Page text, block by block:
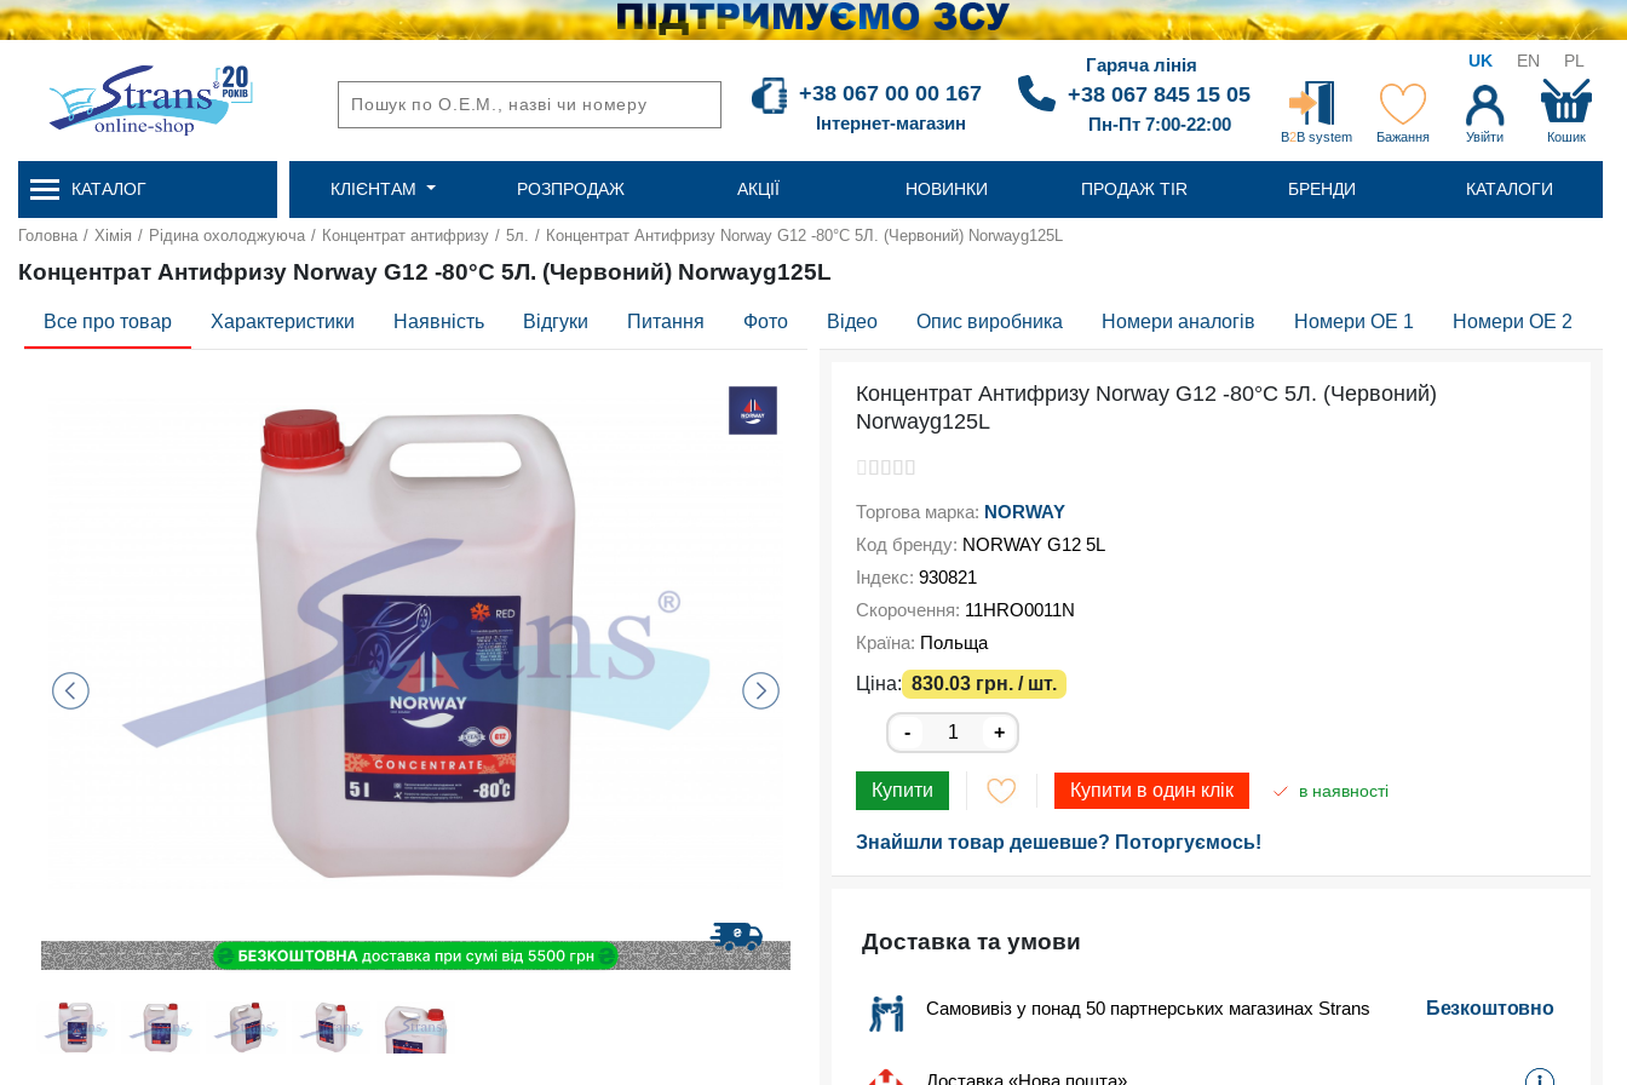
UK EN PL
+38 067 00 00 167
Інтернет-магазин
Гаряча лінія
+38 067 845 15 05
Пн-Пт 7:00-22:00
B2B system Бажання Увійти Кошик
КАТАЛОГ КЛІЄНТАМ РОЗПРОДАЖ АКЦІЇ НОВИНКИ ПРОДАЖ TIR БРЕНДИ КАТАЛОГИ
Головна / Хімія / Рідина охолоджуюча / Концентрат антифризу / 5л. / Концентрат Антифризу Norway G12 -80°C 5Л. (Червоний) Norwayg125L
Концентрат Антифризу Norway G12 -80°C 5Л. (Червоний) Norwayg125L
Все про товар Характеристики Наявність Відгуки Питання Фото Відео Опис виробника Номери аналогів Номери OE 1 Номери OE 2
Концентрат Антифризу Norway G12 -80°C 5Л. (Червоний)
Norwayg125L
Торгова марка: NORWAY
Код бренду: NORWAY G12 5L
Індекс: 930821
Скорочення: 11HRO0011N
Країна: Польща
Ціна: 830.03 грн. / шт.
- +
Купити Купити в один клік в наявності
Знайшли товар дешевше? Поторгуємось!
Доставка та умови
Самовивіз у понад 50 партнерських магазинах Strans Безкоштовно
Доставка «Нова пошта»